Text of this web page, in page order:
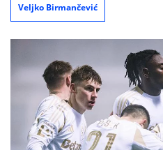
Veljko Birmančević